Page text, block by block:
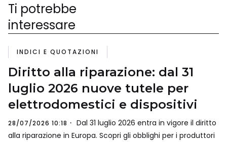
Ti potrebbe
interessare
INDICI E QUOTAZIONI
Diritto alla riparazione: dal 31
luglio 2026 nuove tutele per
elettrodomestici e dispositivi
28/07/2026 10:18
Dal 31 luglio 2026 entra in vigore il diritto
alla riparazione in Europa. Scopri gli obblighi per i produttori